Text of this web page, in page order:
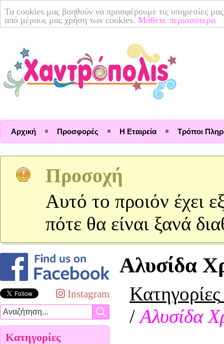
Τα cookies μας βοηθούν να προσφέρουμε τις υπηρεσίες
από μέρους μας χρήση των cookies. Μάθετε περισσότερα
Αρχική Προσφορές Η Εταιρεία Τρόποι
Προσοχή
Αυτό το προιόν έχει
πότε θα είναι ξανά
Instagram
Κατηγορίες
Αλυσίδα
Κατηγορίες
/Αλυσίδα